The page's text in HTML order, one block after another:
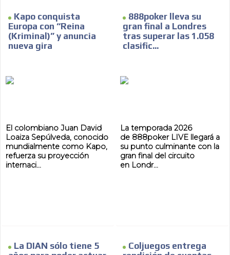
Kapo conquista
Europa con “Reina
(Kriminal)” y anuncia
nueva gira
El colombiano Juan David
Loaiza Sepúlveda, conocido
mundialmente como Kapo,
refuerza su proyección
internaci...
888poker lleva su
gran final a Londres
tras superar las 1.058
clasific...
La temporada 2026
de 888poker LIVE llegará a
su punto culminante con la
gran final del circuito
en Londr...
La DIAN sólo tiene 5
Coljuegos entrega